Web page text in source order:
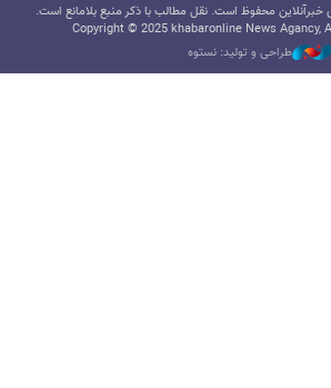
محفوظ است. نقل مطالب با ذکر منبع بلامانع است.
Copyright © 2025 khabaronline News Agancy,
طراحی و تولید: نستوه